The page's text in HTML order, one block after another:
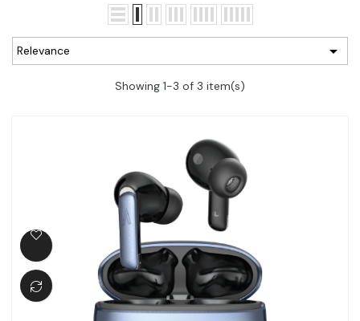
Relevance 
Showing 1-3 of 3 item(s)